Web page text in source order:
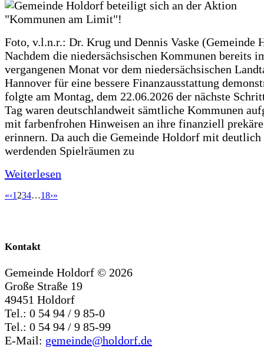
Foto, v.l.n.r.: Dr. Krug und Dennis Vaske (Gemeinde
Nachdem die niedersächsischen Kommunen bereits
vergangenen Monat vor dem niedersächsischen
Hannover für eine bessere Finanzausstattung
folgte am Montag, dem 22.06.2026 der nächste
Tag waren deutschlandweit sämtliche Kommunen
mit farbenfrohen Hinweisen an ihre finanziell
erinnern. Da auch die Gemeinde Holdorf mit deutlich
werdenden Spielräumen zu
Weiterlesen
«‹1 234…18›»
Kontakt
Gemeinde Holdorf © 2026
Große Straße 19
49451 Holdorf
Tel.: 0 54 94 / 9 85-0
Tel.: 0 54 94 / 9 85-99
E-Mail: gemeinde@holdorf.de